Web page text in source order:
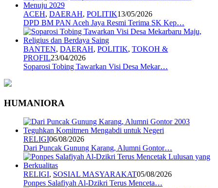
ACEH, DAERAH, POLITIK13/05/2026
DPD BM PAN Aceh Jaya Resmi Terima SK Kep…
BANTEN, DAERAH, POLITIK, TOKOH &
PROFIL23/04/2026
Soparosi Tobing Tawarkan Visi Desa Mekar…
HUMANIORA
RELIGI06/08/2026
Dari Puncak Gunung Karang, Alumni Gontor…
RELIGI, SOSIAL MASYARAKAT05/08/2026
Ponpes Salafiyah Al-Dzikri Terus Menceta…